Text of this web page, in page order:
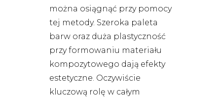
można osiągnąć przy pomocy
tej metody. Szeroka paleta
barw oraz duża plastyczność
przy formowaniu materiału
kompozytowego dają efekty
estetyczne. Oczywiście
kluczową rolę w całym